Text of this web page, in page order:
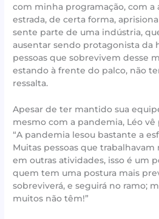
com minha programação, com a
estrada, de certa forma,
sente parte de uma indústria,
ausentar sendo protagonista da
pessoas que sobrevivem desse
estando à frente do palco, não
ressalta.
Apesar de ter mantido sua
mesmo com a pandemia, Léo vê
“A pandemia lesou bastante a
Muitas pessoas que trabalhavam
em outras atividades, isso é um
quem tem uma postura mais
sobreviverá, e seguirá no ramo;
muitos não têm!”